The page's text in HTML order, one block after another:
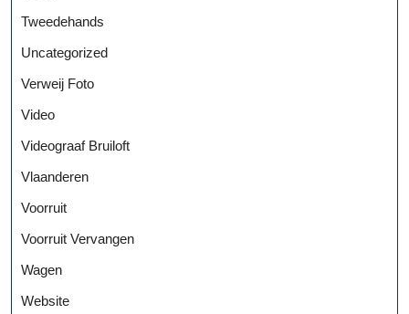
Tweedehands
Uncategorized
Verweij Foto
Video
Videograaf Bruiloft
Vlaanderen
Voorruit
Voorruit Vervangen
Wagen
Website